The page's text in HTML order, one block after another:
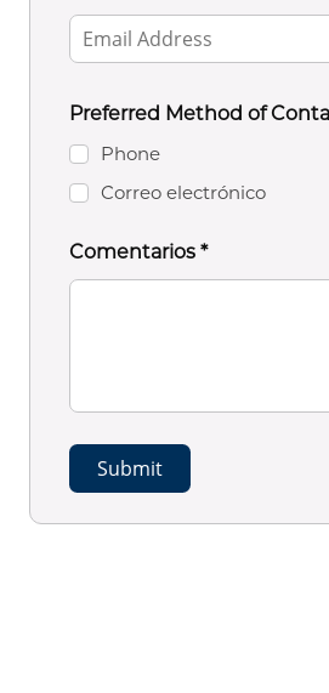
Preferred Method of
Phone
Correo electrónico
Comentarios *
Submit